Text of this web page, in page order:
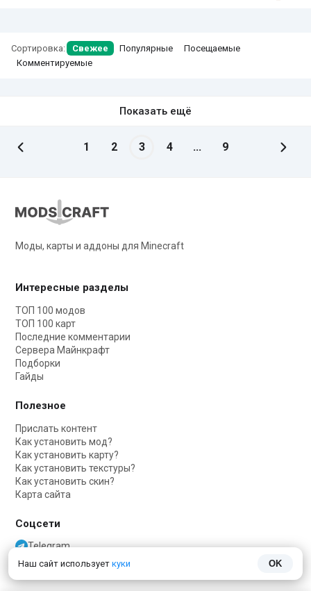
Сортировка: Свежее Популярные
Посещаемые
Комментируемые
Показать ещё
1 2 3 4 ... 9
Наш сайт использует куки OK
Моды, карты и аддоны для Minecraft
Интересные разделы
ТОП 100 модов
ТОП 100 карт
Последние комментарии
Сервера Майнкрафт
Подборки
Гайды
Полезное
Прислать контент
Как установить мод?
Как установить карту?
Как установить текстуры?
Как установить скин?
Карта сайта
Соцсети
Telegram
Telegram чат